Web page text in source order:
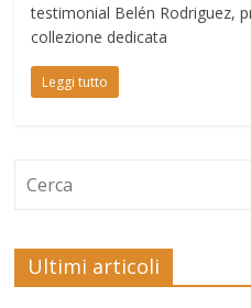
testimonial Belén Rodriguez,
collezione dedicata
Leggi tutto
Ultimi articoli